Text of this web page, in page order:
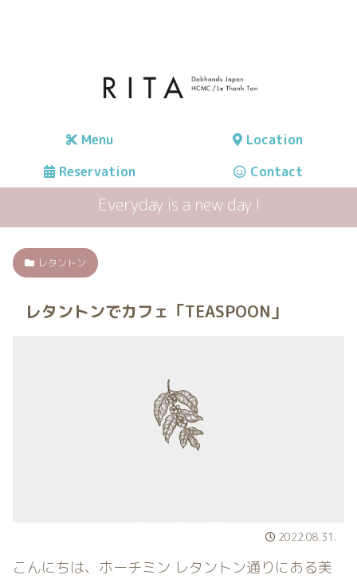
Menu
Location
Reservation
Contact
Everyday is a new day !
レタントン
レタントンでカフェ「TEASPOON」
2022.08.31.
こんにちは、ホーチミン レタントン通りにある美